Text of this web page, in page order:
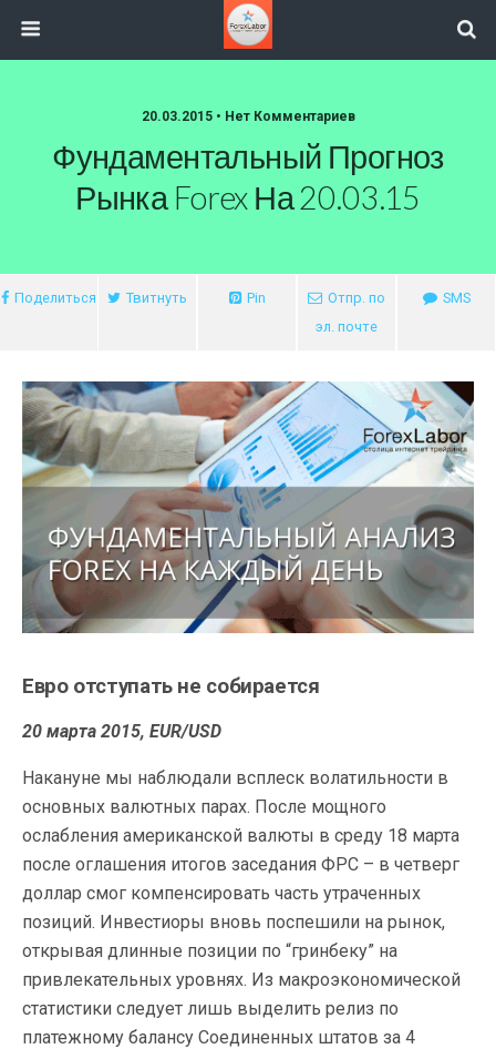
20.03.2015 • Нет Комментариев
Фундаментальный Прогноз
Рынка Forex На 20.03.15
Поделиться Твитнуть Pin
Отпр. по
эл. почте
SMS
Евро отступать не собирается
20 марта 2015, EUR/USD
Накануне мы наблюдали всплеск волатильности в
основных валютных парах. После мощного
ослабления американской валюты в среду 18 марта
после оглашения итогов заседания ФРС – в четверг
доллар смог компенсировать часть утраченных
позиций. Инвестиоры вновь поспешили на рынок,
открывая длинные позиции по “гринбеку” на
привлекательных уровнях. Из макроэкономической
статистики следует лишь выделить релиз по
платежному балансу Соединенных штатов за 4